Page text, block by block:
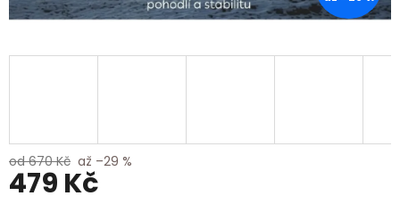
od 670 Kč až –29 %
479 Kč